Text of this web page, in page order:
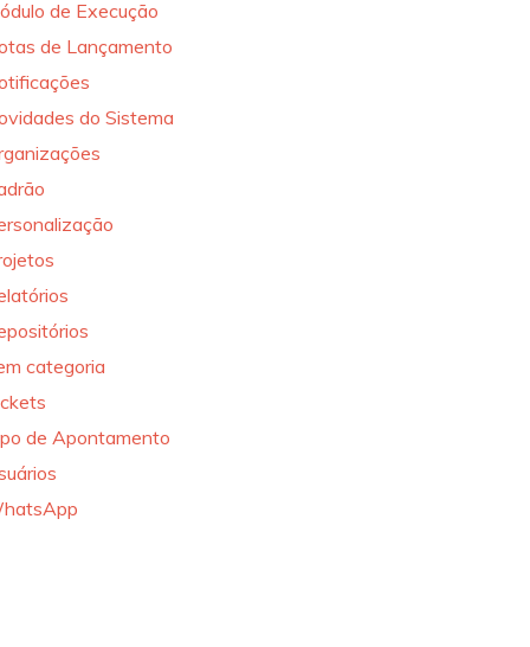
de Execução
de Lançamento
do Sistema
categoria
de Apontamento